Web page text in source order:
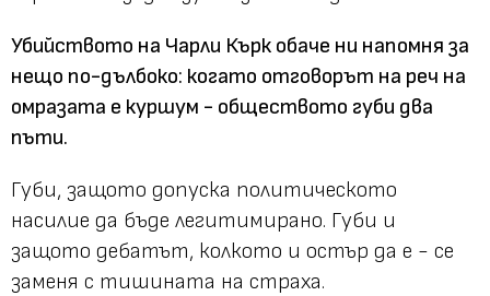
Убийството на Чарли Кърк обаче ни напомня за
нещо по-дълбоко: когато отговорът на реч на
омразата е куршум - обществото губи два
пъти.
Губи, защото допуска политическото
насилие да бъде легитимирано. Губи и
защото дебатът, колкото и остър да е - се
заменя с тишината на страха.